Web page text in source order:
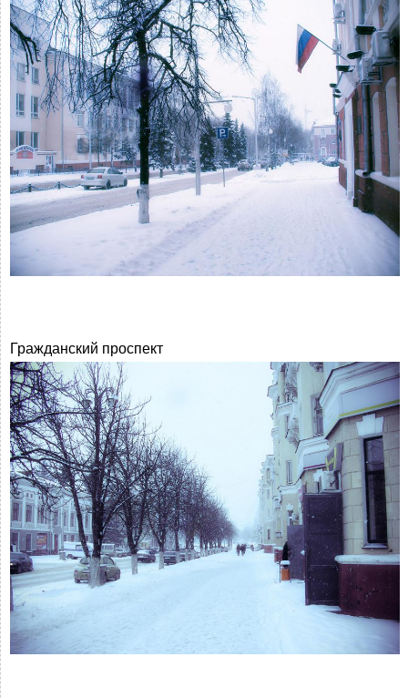
Гражданский проспект